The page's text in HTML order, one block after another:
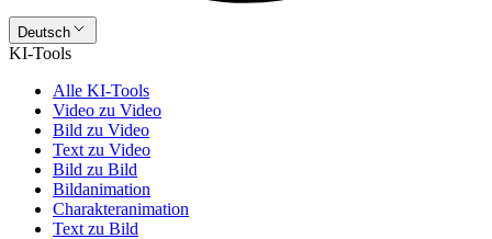
Deutsch
KI-Tools
Alle KI-Tools
Video zu Video
Bild zu Video
Text zu Video
Bild zu Bild
Bildanimation
Charakteranimation
Text zu Bild